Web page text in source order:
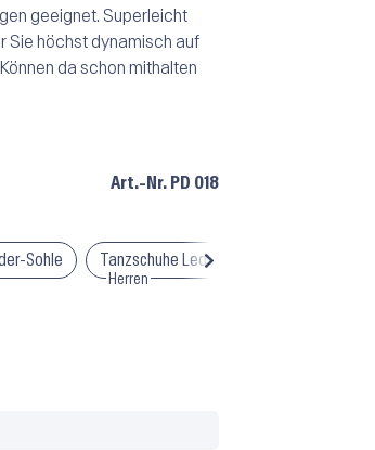
geeignet. Superleicht
Sie höchst dynamisch auf
da schon mithalten
Art.-Nr. PD 018
Sohle Tanzschuhe Ledersohle
Herren